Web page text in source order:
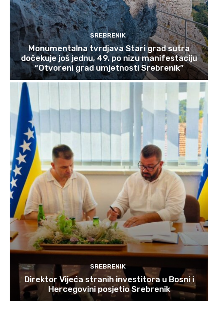
SREBRENIK
Monumentalna tvrdjava Stari grad sutra
dočekuje još jednu, 49. po nizu manifestaciju
“Otvoreni grad umjetnosti Srebrenik”
SREBRENIK
Direktor Vijeća stranih investitora u Bosni i
Hercegovini posjetio Srebrenik